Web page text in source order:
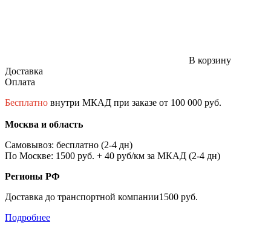
В корзину
Доставка
Оплата
Бесплатно внутри МКАД при заказе от 100 000 руб.
Москва и область
Самовывоз: бесплатно (2-4 дн)
По Москве: 1500 руб. + 40 руб/км за МКАД (2-4 дн)
Регионы РФ
Доставка до транспортной компании1500 руб.
Подробнее